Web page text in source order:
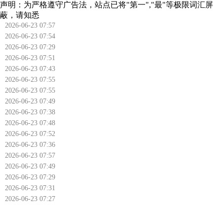
声明：为严格遵守广告法，站点已将"第一","最"等极限词汇屏
蔽，请知悉
2026-06-23 07:57
2026-06-23 07:54
2026-06-23 07:29
2026-06-23 07:51
2026-06-23 07:43
2026-06-23 07:55
2026-06-23 07:55
2026-06-23 07:49
2026-06-23 07:38
2026-06-23 07:48
2026-06-23 07:52
2026-06-23 07:36
2026-06-23 07:57
2026-06-23 07:49
2026-06-23 07:29
2026-06-23 07:31
2026-06-23 07:27